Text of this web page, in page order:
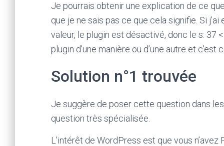
Je pourrais obtenir une explication de ce
que je ne sais pas ce que cela signifie. Si
valeur, le plugin est désactivé, donc le s: 37
plugin d’une manière ou d’une autre et c’est
Solution n°1 trouvée
Je suggère de poser cette question dans
question très spécialisée.
L’intérêt de WordPress est que vous